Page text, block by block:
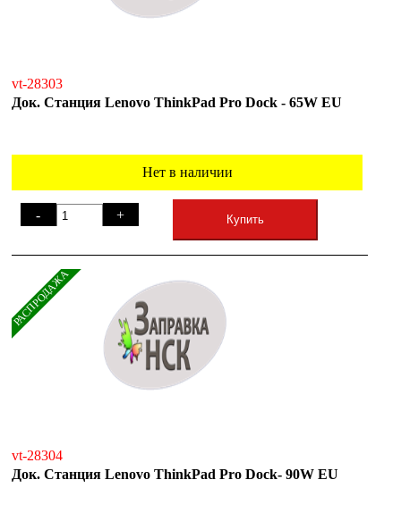
vt-28303
Док. Станция Lenovo ThinkPad Pro Dock - 65W EU
Нет в наличии
- + Купить
РАСПРОДАЖА
vt-28304
Док. Станция Lenovo ThinkPad Pro Dock- 90W EU